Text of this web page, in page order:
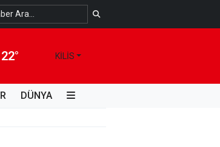
Kalıcı Bir Çözüm
22° KILIS
DÜNYA